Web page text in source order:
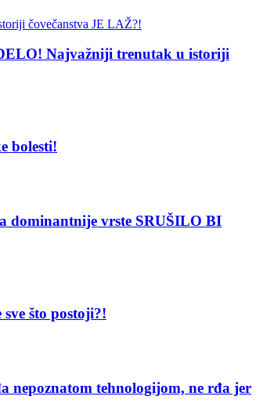
Najvažniji trenutak u istoriji
bolesti!
dominantnije vrste SRUŠILO BI
što postoji?!
tehnologijom, ne rđa jer